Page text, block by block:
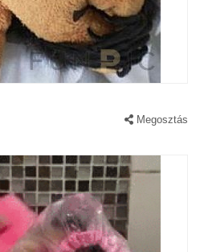
Megosztás